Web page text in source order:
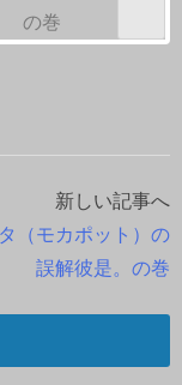
の巻
新しい記事へ
（モカポット）の
誤解彼是。の巻